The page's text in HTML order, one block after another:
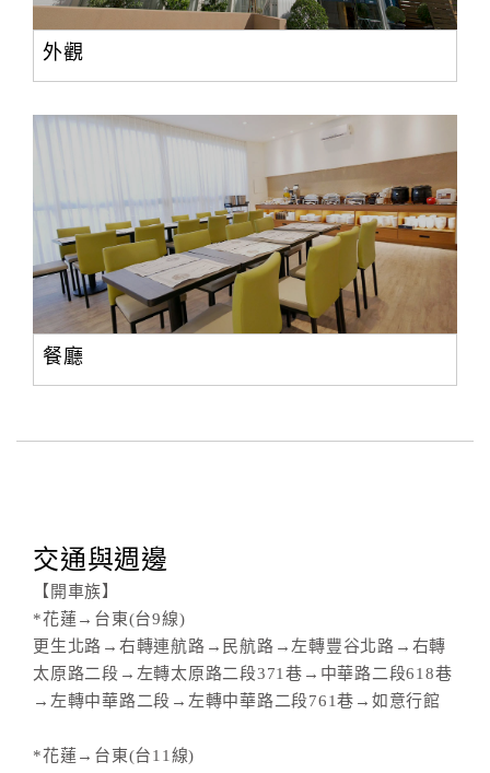
伴
計
劃
宣
外觀
餐廳
交通與週邊
【開車族】
*花蓮→台東(台9線)
更生北路→右轉連航路→民航路→左轉豐谷北路→右轉
太原路二段→左轉太原路二段371巷→中華路二段618巷
→左轉中華路二段→左轉中華路二段761巷→如意行館
*花蓮→台東(台11線)